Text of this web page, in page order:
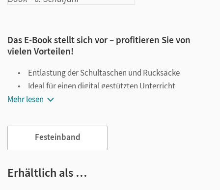
Das E-Book stellt sich vor – profitieren Sie von
vielen Vorteilen!
Entlastung der Schultaschen und Rucksäcke
Ideal für einen digital gestützten Unterricht
Notiz- und Markierungsmöglichkeit
Viele digitale Funktionen unterstützen das Lehren und
Lernen:
Notizen erstellen
Mehr lesen
Festeinband
Erhältlich als …